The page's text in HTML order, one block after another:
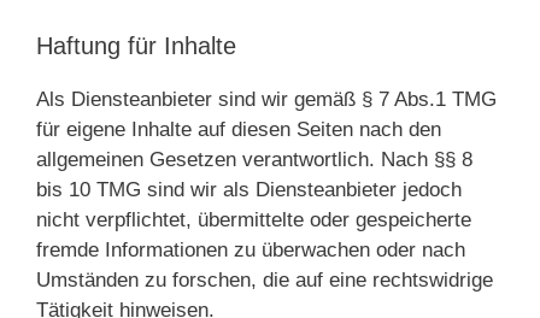
Haftung für Inhalte
Als Diensteanbieter sind wir gemäß § 7 Abs.1 TMG
für eigene Inhalte auf diesen Seiten nach den
allgemeinen Gesetzen verantwortlich. Nach §§ 8
bis 10 TMG sind wir als Diensteanbieter jedoch
nicht verpflichtet, übermittelte oder gespeicherte
fremde Informationen zu überwachen oder nach
Umständen zu forschen, die auf eine rechtswidrige
Tätigkeit hinweisen.